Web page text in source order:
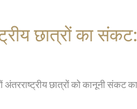
छात्रों का
अंतरराष्ट्रीय छात्रों को कानूनी संकट